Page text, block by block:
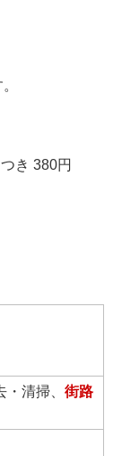
き 380円
清掃、 街路